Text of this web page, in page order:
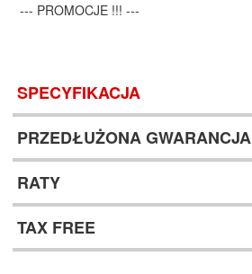
--- PROMOCJE !!! ---
SPECYFIKACJA
PRZEDŁUŻONA GWARANCJA
RATY
TAX FREE